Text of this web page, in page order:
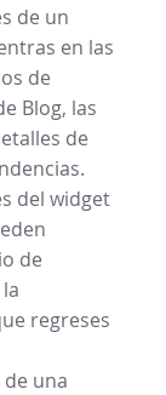
de un
en las
de
Blog, las
de
del widget
de
regreses
una